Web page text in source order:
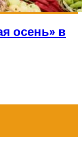
осень» в